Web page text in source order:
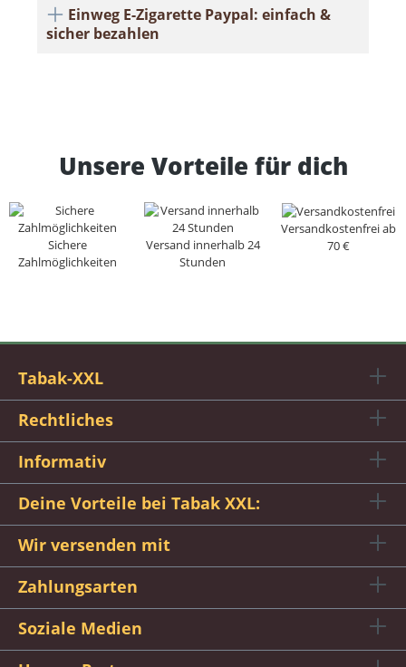
Einweg E-Zigarette Paypal: einfach &
sicher bezahlen
Unsere Vorteile für dich
Sichere
Zahlmöglichkeiten
Versand innerhalb 24
Stunden
Versandkostenfrei ab
70 €
Tabak-XXL
Rechtliches
Informativ
Deine Vorteile bei Tabak XXL:
Wir versenden mit
Zahlungsarten
Soziale Medien